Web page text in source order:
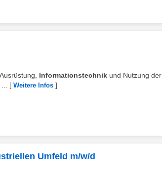
Informationstechnik und Nutzung der
[ Weitere Infos ]
Umfeld m/w/d